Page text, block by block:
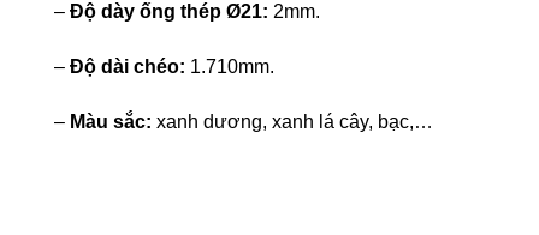
– Độ dày ống thép Ø21: 2mm.
– Độ dài chéo: 1.710mm.
– Màu sắc: xanh dương, xanh lá cây, bạc,…